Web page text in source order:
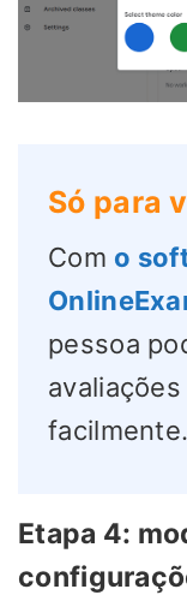
Só para
Com o
pessoa
facilmente.
Etapa 4: